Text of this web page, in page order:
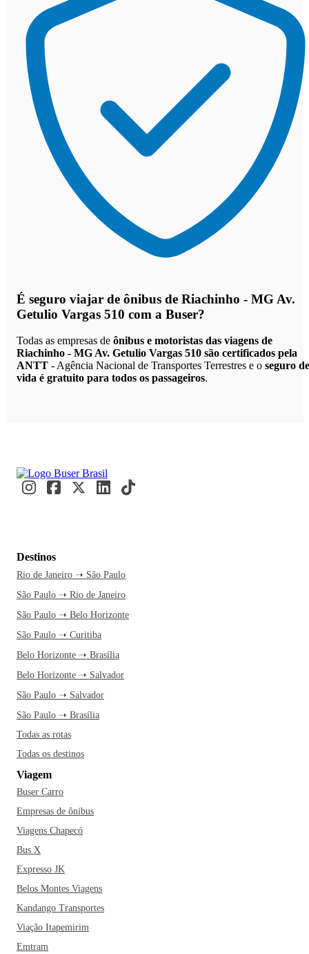
É seguro viajar de ônibus de Riachinho - MG Av.
Getulio Vargas 510 com a Buser?
Todas as empresas de ônibus e motoristas das viagens de
Riachinho - MG Av. Getulio Vargas 510 são certificados pela
ANTT - Agência Nacional de Transportes Terrestres e o seguro de
vida é gratuito para todos os passageiros.
Destinos
Rio de Janeiro ➝ São Paulo
São Paulo ➝ Rio de Janeiro
São Paulo ➝ Belo Horizonte
São Paulo ➝ Curitiba
Belo Horizonte ➝ Brasília
Belo Horizonte ➝ Salvador
São Paulo ➝ Salvador
São Paulo ➝ Brasília
Todas as rotas
Todas os destinos
Viagem
Buser Carro
Empresas de ônibus
Viagens Chapecó
Bus X
Expresso JK
Belos Montes Viagens
Kandango Transportes
Viação Itapemirim
Emtram